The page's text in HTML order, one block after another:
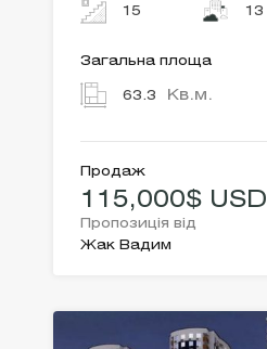
15 13
Загальна площа
63.3 Кв.м.
Продаж
115,000$ USD
Пропозиція від
Жак Вадим